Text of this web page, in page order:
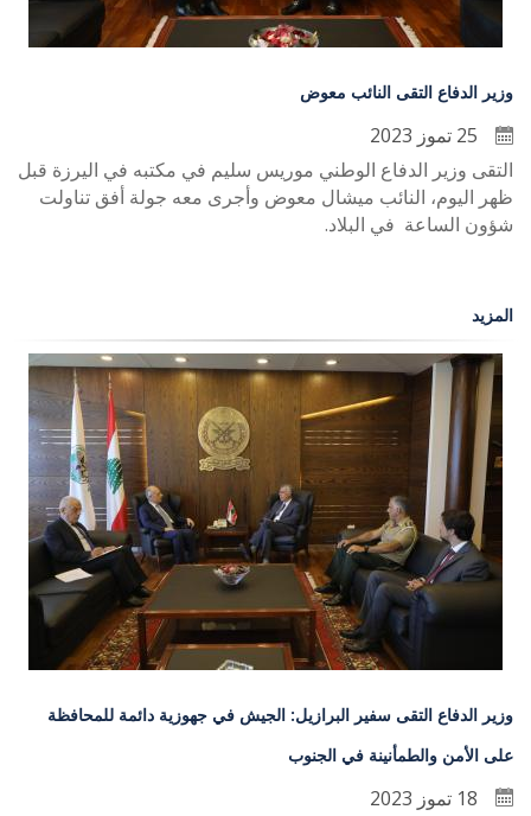
وزير الدفاع التقى النائب معوض
التقى وزير الدفاع الوطني موريس سليم في مكتبه في اليرزة قبل
ظهر اليوم، النائب ميشال معوض وأجرى معه جولة أفق تناولت
شؤون الساعة في البلاد.
المزيد
وزير الدفاع التقى سفير البرازيل: الجيش في جهوزية دائمة للمحافظة
على الأمن والطمأنينة في الجنوب